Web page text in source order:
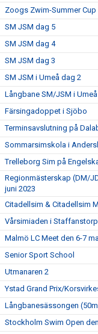
Zoogs Zwim-Summer
SM JSM dag 5
SM JSM dag 4
SM JSM dag 3
SM JSM i Umeå dag 2
Långbane SM/JSM i
Färsingadoppet i Sjöbo
Terminsavslutning på
Sommarsimskola i
Trelleborg Sim på
Regionmästerskap (DM/
juni 2023
Citadellsim & Citadellsim
Vårsimiaden i
Malmö LC Meet den 6-7
Senior Sport School
Utmanaren 2
Ystad Grand Prix/
Långbanesässongen
Stockholm Swim Open